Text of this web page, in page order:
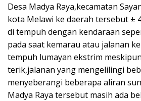
Desa Madya Raya,kecamatan
kota Melawi ke daerah tersebut ±
di tempuh dengan kendaraan
pada saat kemarau atau jalanan
tempuh lumayan ekstrim
terik,jalanan yang mengelilingi
menyeberangi beberapa aliran
Madya Raya tersebut masih ada